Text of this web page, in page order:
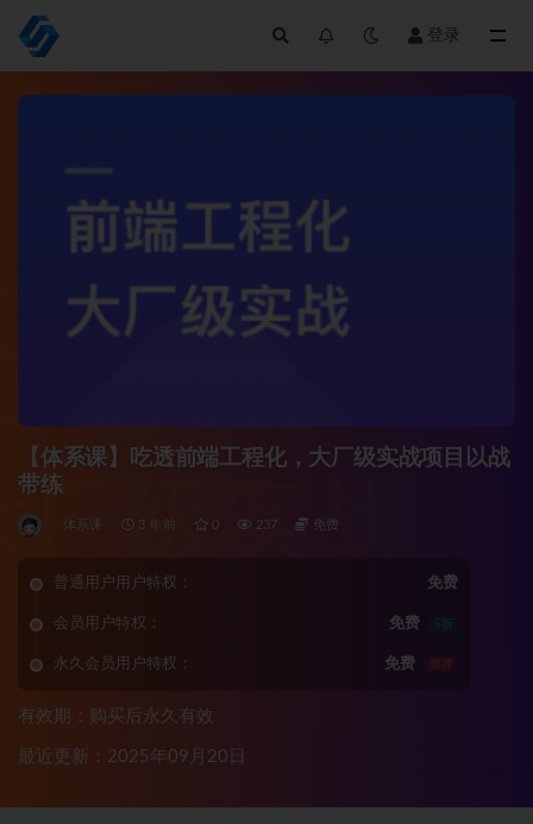
登录
【体系课】吃透前端工程化，大厂级实战项目以战
带练
体系课 3 年前 0 237 免费
普通用户用户特权： 免费
会员用户特权： 免费 5折
永久会员用户特权： 免费 推荐
有效期：购买后永久有效
最近更新：2025年09月20日